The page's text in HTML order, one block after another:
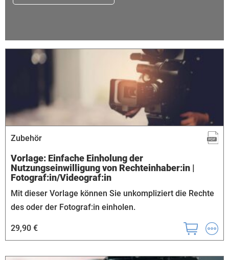
Zubehör
Vorlage: Einfache Einholung der
Nutzungseinwilligung von Rechteinhaber:in |
Fotograf:in/Videograf:in
Mit dieser Vorlage können Sie unkompliziert die Rechte
des oder der Fotograf:in einholen.
29,90 €